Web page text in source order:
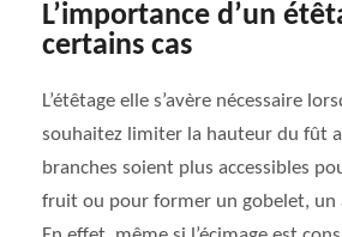
L’importance d’un
certains cas
L’étêtage elle s’avère nécessaire
souhaitez limiter la hauteur du fût
branches soient plus accessibles
fruit ou pour former un gobelet, un